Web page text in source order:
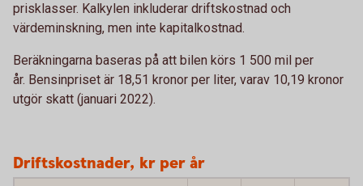
prisklasser. Kalkylen inkluderar driftskostnad och
värdeminskning, men inte kapitalkostnad.
Beräkningarna baseras på att bilen körs 1 500 mil per
år. Bensinpriset är 18,51 kronor per liter, varav 10,19 kronor
utgör skatt (januari 2022).
Driftskostnader, kr per år